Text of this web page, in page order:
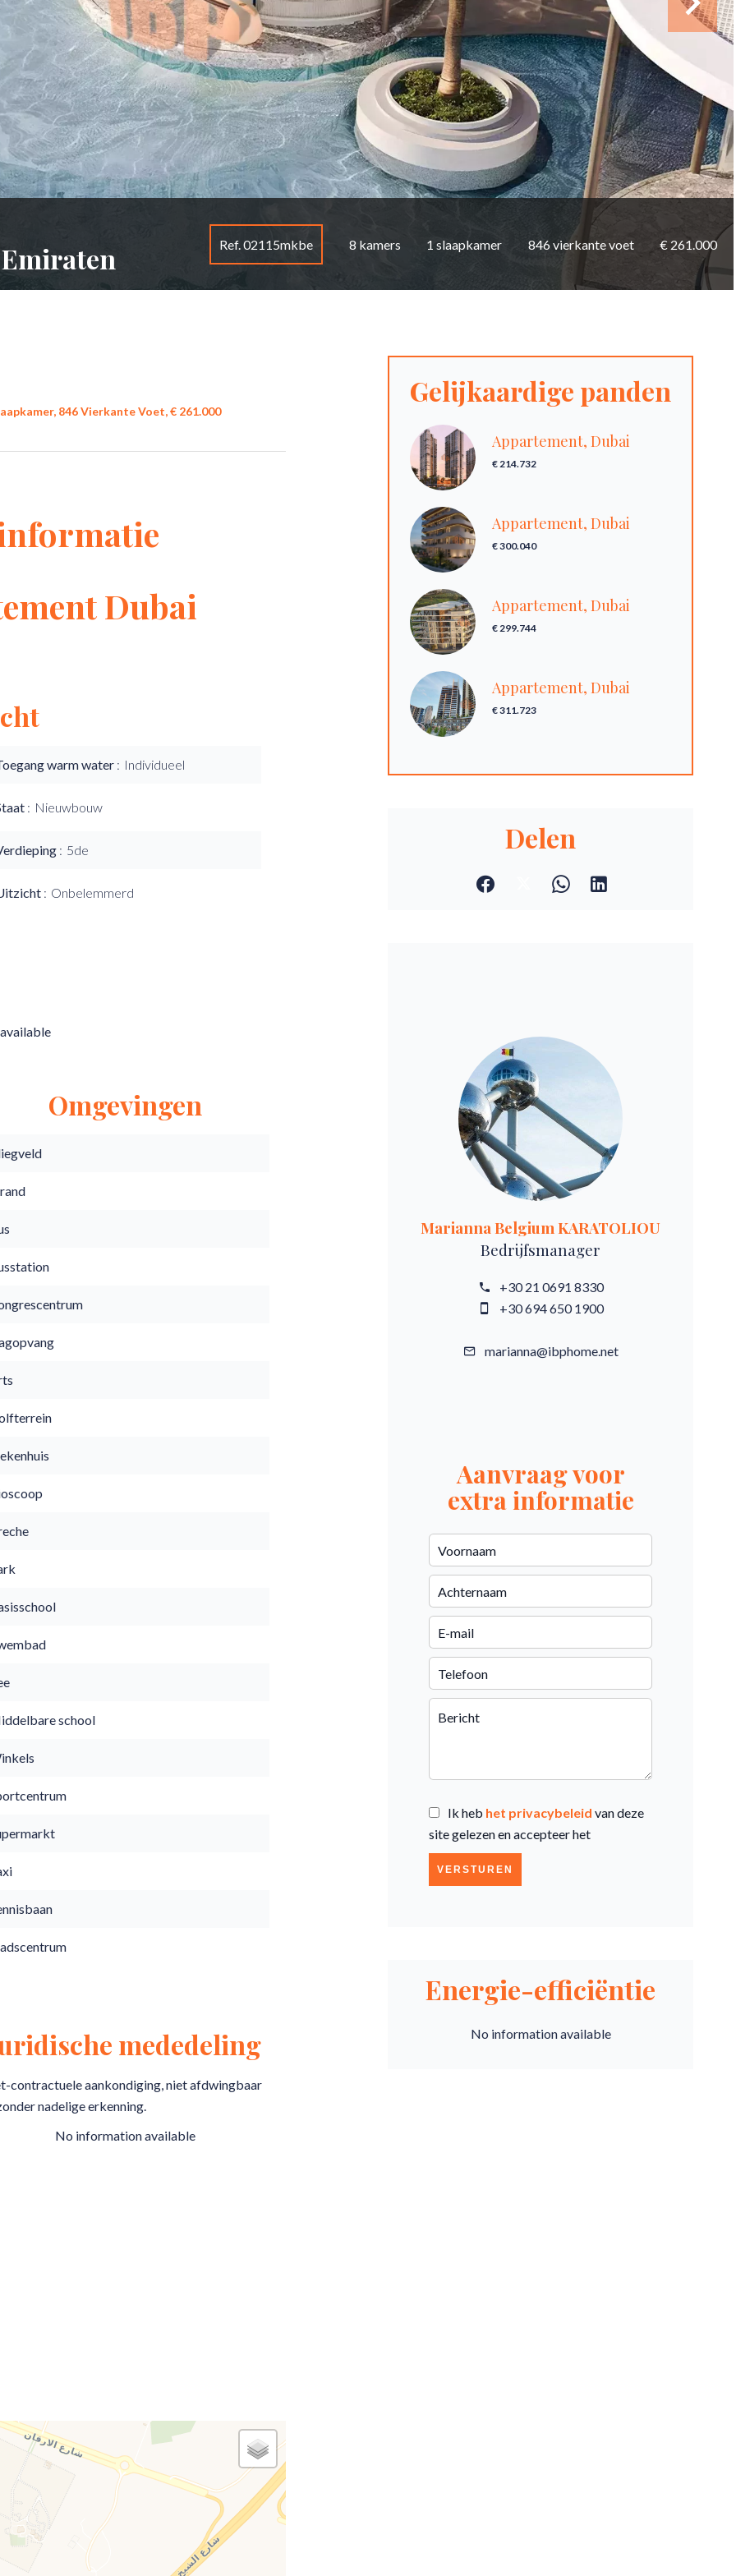
Ref. 02115mkbe 8 kamers 1 slaapkamer 846 vierkante voet € 261.000
846 Vierkante Voet, € 261.000
Dubai
warm water Individueel
Nieuwbouw
5de
Onbelemmerd
Omgevingen
school
mededeling
contractuele aankondiging, niet afdwingbaar
nadelige erkenning.
No information available
Gelijkaardige panden
Appartement, Dubai
€ 214.732
Appartement, Dubai
€ 300.040
Appartement, Dubai
€ 299.744
Appartement, Dubai
€ 311.723
Delen
Marianna Belgium KARATOLIOU
Bedrijfsmanager
+30 21 0691 8330
+30 694 650 1900
marianna@ibphome.net
Aanvraag voor
extra informatie
Ik heb het privacybeleid van deze
site gelezen en accepteer het
VERSTUREN
Energie-efficiëntie
No information available